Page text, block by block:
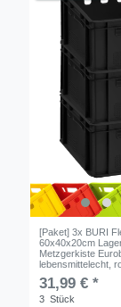
[Paket] 3x BURI
60x40x20cm
Metzgerkiste
lebensmittelecht,
31,99 € *
3 Stück